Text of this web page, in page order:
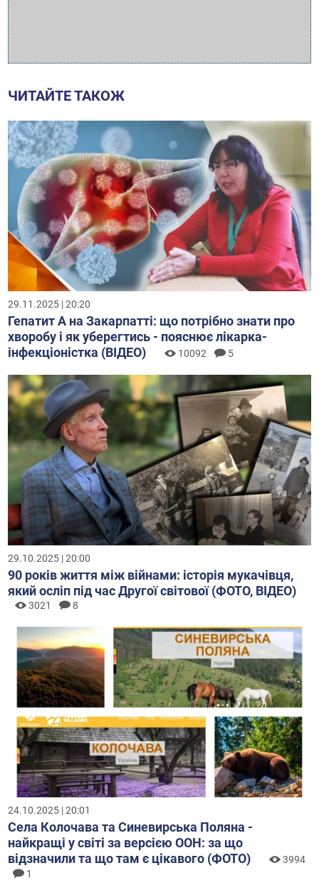
ЧИТАЙТЕ ТАКОЖ
29.11.2025 | 20:20
Гепатит А на Закарпатті: що потрібно знати про
хворобу і як уберегтись - пояснює лікарка-
інфекціоністка (ВІДЕО)
10092 5
29.10.2025 | 20:00
90 років життя між війнами: історія мукачівця,
який осліп під час Другої світової (ФОТО, ВІДЕО)
3021 8
24.10.2025 | 20:01
Села Колочава та Синевирська Поляна -
найкращі у світі за версією ООН: за що
відзначили та що там є цікавого (ФОТО)
3994
1